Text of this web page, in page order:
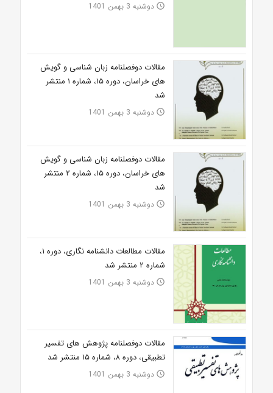
access_time دوشنبه 3 بهمن 1401
مقالات دوفصلنامه زبان شناسی و گویش
های خراسان، دوره ۱۵، شماره ۱ منتشر
شد
access_time دوشنبه 3 بهمن 1401
مقالات دوفصلنامه زبان شناسی و گویش
های خراسان، دوره ۱۵، شماره ۲ منتشر
شد
access_time دوشنبه 3 بهمن 1401
مقالات مطالعات دانشنامه نگاری، دوره ۱،
شماره ۲ منتشر شد
access_time دوشنبه 3 بهمن 1401
مقالات دوفصلنامه پژوهش های تفسیر
تطبیقی، دوره ۸، شماره ۱۵ منتشر شد
access_time دوشنبه 3 بهمن 1401